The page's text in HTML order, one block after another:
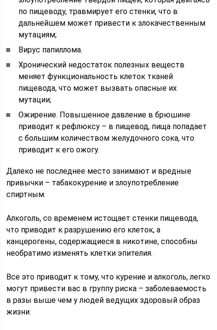
по пищеводу, травмирует его стенки, что в
дальнейшем может привести к злокачественным
мутациям;
Вирус папиллома.
Хронический недостаток полезных веществ
меняет функциональность клеток тканей
пищевода, что может вызвать опасные их
мутации;
Ожирение. Повышенное давление в брюшине
приводит к рефлюксу – в пищевод, пища попадает
с большим количеством желудочного сока, что
приводит к его ожогу.
Далеко не последнее место занимают и вредные
привычки – табакокурение и злоупотребление
спиртным.
Алкоголь, со временем истощает стенки пищевода,
что приводит к разрушению его клеток, а
канцерогены, содержащиеся в никотине, способны
необратимо изменять клетки эпителия.
Все это приводит к тому, что курение и алкоголь, легко
могут привести вас в группу риска – заболеваемость
в разы выше чем у людей ведущих здоровый образ
жизни.